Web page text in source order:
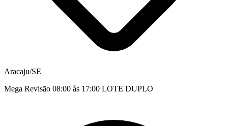
Aracaju/SE
Mega Revisão 08:00 às 17:00 LOTE DUPLO